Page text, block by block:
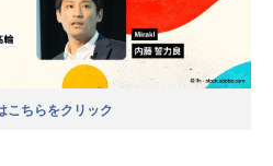
こちらをクリック